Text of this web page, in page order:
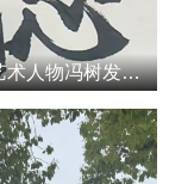
亚洲新势力，端午正当时——2026当代艺术人物冯树发端午专属特辑